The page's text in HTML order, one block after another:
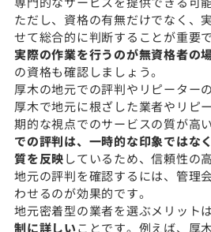
ただし、資格の有無だけでなく、
せて総合的に判断することが重要で
実際の作業を行うのが無資格者の
の資格も確認しましょう。
厚木の地元での評判やリピーター
厚木で地元に根ざした業者やリピ
期的な視点でのサービスの質が高
での評判は、一時的な印象ではな
質を反映しているため、信頼性の
地元の評判を確認するには、管理
わせるのが効果的です。
地元密着型の業者を選ぶメリットは
制に詳しいことです。例えば、厚